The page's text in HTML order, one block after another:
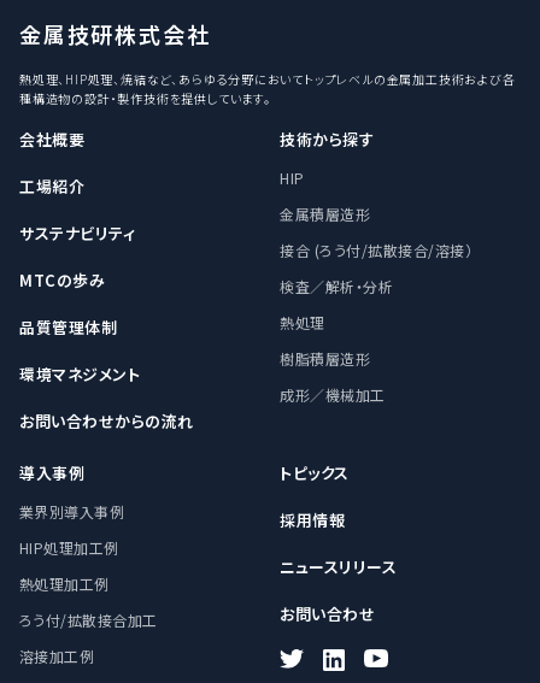
金属技研株式会社
熱処理、HIP処理、焼結など、あらゆる分野においてトップレベルの金属加工技術および各
種構造物の設計・製作技術を提供しています。
会社概要
工場紹介
サステナビリティ
MTCの歩み
品質管理体制
環境マネジメント
お問い合わせからの流れ
技術から探す
HIP
金属積層造形
接合 (ろう付/拡散接合/溶接）
検査／解析・分析
熱処理
樹脂積層造形
成形／機械加工
導入事例
業界別導入事例
HIP処理加工例
熱処理加工例
ろう付/拡散接合加工
溶接加工例
トピックス
採用情報
ニュースリリース
お問い合わせ